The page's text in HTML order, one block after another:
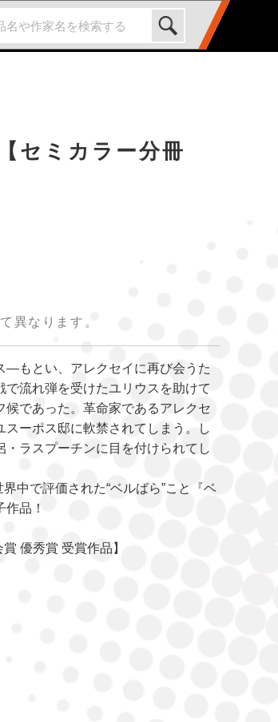
セミカラー分冊
異なります。
―もとい、アレクセイに再び会うた
流れ弾を受けたユリウスを助けて
候であった。革命家であるアレクセ
ーポス邸に軟禁されてしまう。し
ラスプーチンに目を付けられてし
中で評価された“ベルばら”こと『ベ
品！
優秀賞 受賞作品】